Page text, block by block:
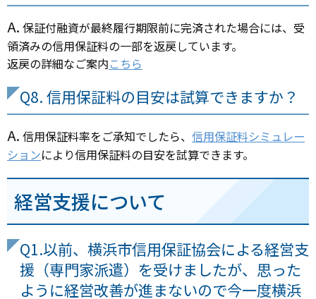
A. 保証付融資が最終履行期限前に完済された場合には、受
領済みの信用保証料の一部を返戻しています。
返戻の詳細なご案内こちら
Q8. 信用保証料の目安は試算できますか？
A. 信用保証料率をご承知でしたら、 信用保証料シミュレー
ションにより信用保証料の目安を試算できます。
経営支援について
Q1.以前、横浜市信用保証協会による経営支
援（専門家派遣）を受けましたが、思った
ように経営改善が進まないので今一度横浜